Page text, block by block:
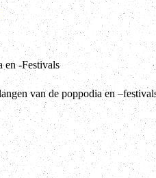
en -Festivals
van de poppodia en